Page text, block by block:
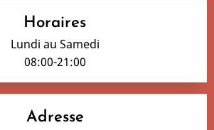
Horaires
Lundi au Samedi
08:00-21:00
Adresse